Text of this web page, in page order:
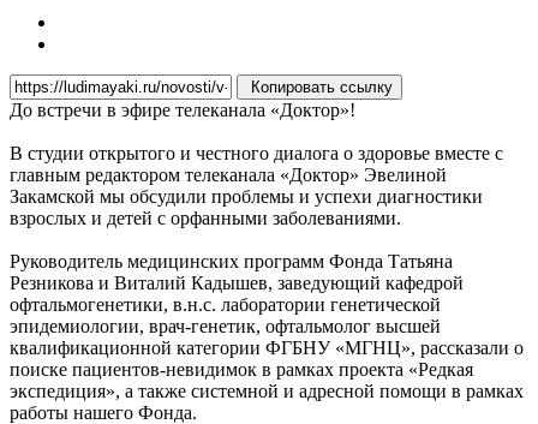
Копировать ссылку
До встречи в эфире телеканала «Доктор»!
В студии открытого и честного диалога о здоровье вместе с
главным редактором телеканала «Доктор» Эвелиной
Закамской мы обсудили проблемы и успехи диагностики
взрослых и детей с орфанными заболеваниями.
Руководитель медицинских программ Фонда Татьяна
Резникова и Виталий Кадышев, заведующий кафедрой
офтальмогенетики, в.н.с. лаборатории генетической
эпидемиологии, врач-генетик, офтальмолог высшей
квалификационной категории ФГБНУ «МГНЦ», рассказали о
поиске пациентов-невидимок в рамках проекта «Редкая
экспедиция», а также системной и адресной помощи в рамках
работы нашего Фонда.